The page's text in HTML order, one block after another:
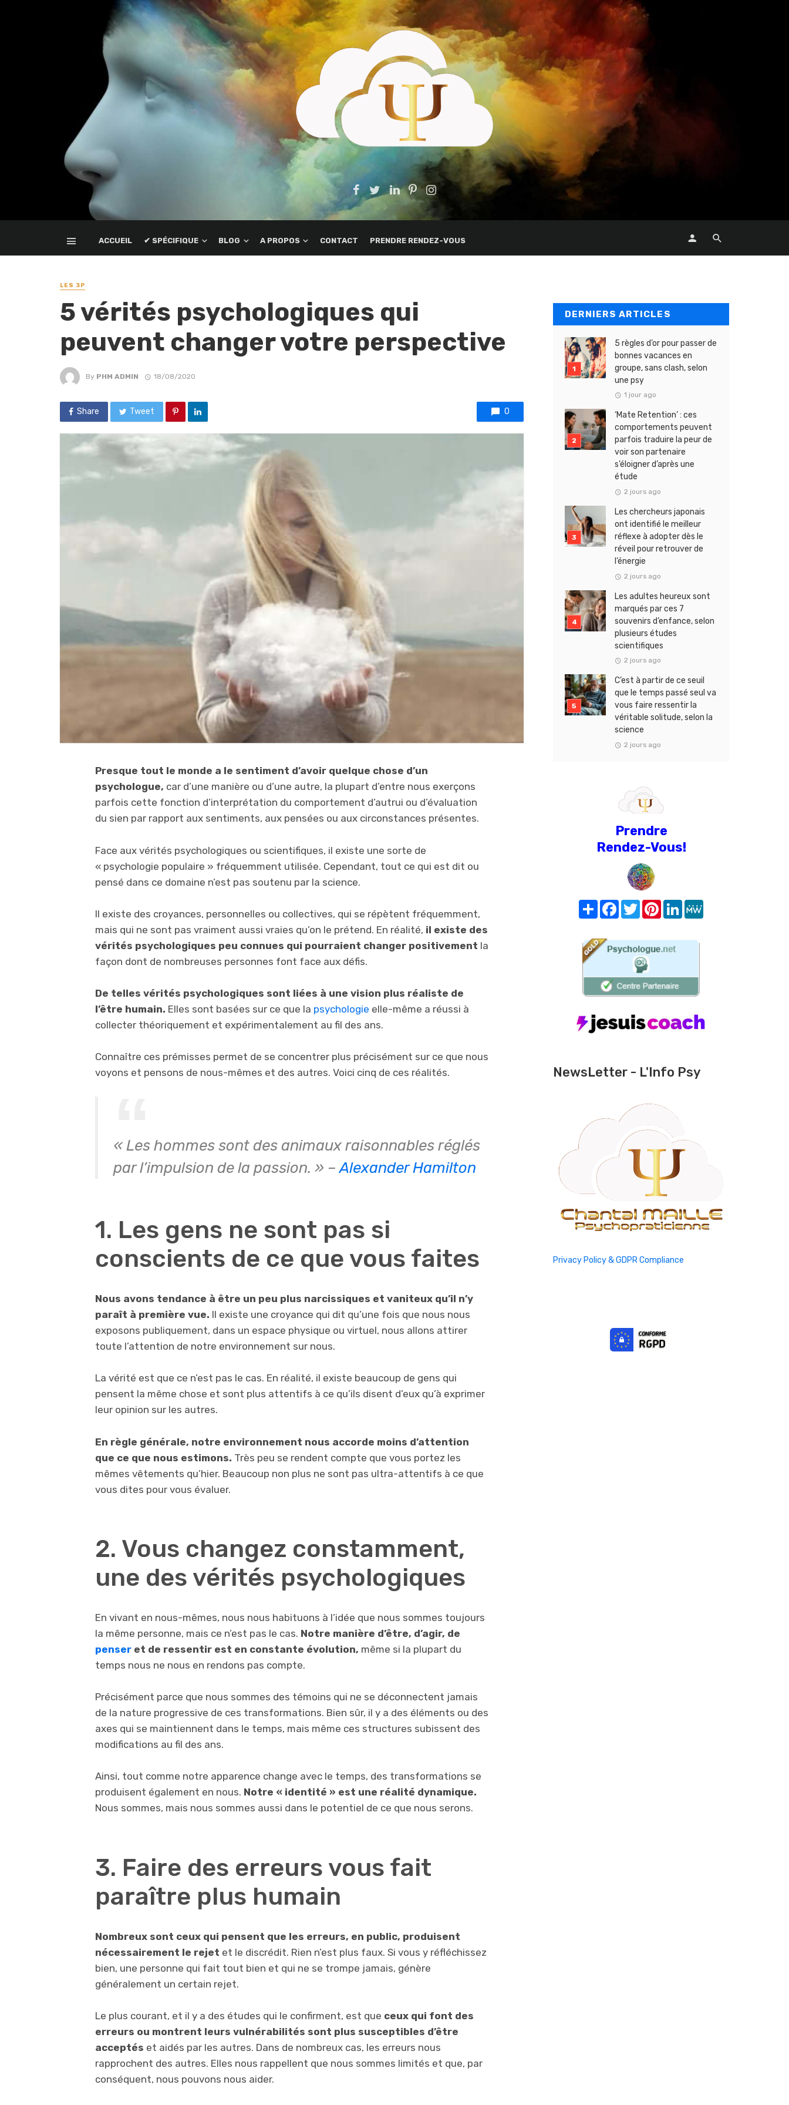
ACCUEIL ✔ SPÉCIFIQUE BLOG A PROPOS CONTACT PRENDRE RENDEZ-VOUS
LES 3P
5 vérités psychologiques qui
peuvent changer votre perspective
By PHM ADMIN 18/08/2020
Share Tweet 0
Presque tout le monde a le sentiment d’avoir quelque chose d’un
psychologue, car d’une manière ou d’une autre, la plupart d’entre nous exerçons
parfois cette fonction d’interprétation du comportement d’autrui ou d’évaluation
du sien par rapport aux sentiments, aux pensées ou aux circonstances présentes.
Face aux vérités psychologiques ou scientifiques, il existe une sorte de
« psychologie populaire » fréquemment utilisée. Cependant, tout ce qui est dit ou
pensé dans ce domaine n’est pas soutenu par la science.
Il existe des croyances, personnelles ou collectives, qui se répètent fréquemment,
mais qui ne sont pas vraiment aussi vraies qu’on le prétend. En réalité, il existe des
vérités psychologiques peu connues qui pourraient changer positivement la
façon dont de nombreuses personnes font face aux défis.
De telles vérités psychologiques sont liées à une vision plus réaliste de
l’être humain. Elles sont basées sur ce que la psychologie elle-même a réussi à
collecter théoriquement et expérimentalement au fil des ans.
Connaître ces prémisses permet de se concentrer plus précisément sur ce que nous
voyons et pensons de nous-mêmes et des autres. Voici cinq de ces réalités.
« Les hommes sont des animaux raisonnables réglés
par l’impulsion de la passion. » –Alexander Hamilton
1. Les gens ne sont pas si
conscients de ce que vous faites
Nous avons tendance à être un peu plus narcissiques et vaniteux qu’il n’y
paraît à première vue. Il existe une croyance qui dit qu’une fois que nous nous
exposons publiquement, dans un espace physique ou virtuel, nous allons attirer
toute l’attention de notre environnement sur nous.
La vérité est que ce n’est pas le cas. En réalité, il existe beaucoup de gens qui
pensent la même chose et sont plus attentifs à ce qu’ils disent d’eux qu’à exprimer
leur opinion sur les autres.
En règle générale, notre environnement nous accorde moins d’attention
que ce que nous estimons. Très peu se rendent compte que vous portez les
mêmes vêtements qu’hier. Beaucoup non plus ne sont pas ultra-attentifs à ce que
vous dites pour vous évaluer.
2. Vous changez constamment,
une des vérités psychologiques
En vivant en nous-mêmes, nous nous habituons à l’idée que nous sommes toujours
la même personne, mais ce n’est pas le cas. Notre manière d’être, d’agir, de
penser et de ressentir est en constante évolution, même si la plupart du
temps nous ne nous en rendons pas compte.
Précisément parce que nous sommes des témoins qui ne se déconnectent jamais
de la nature progressive de ces transformations. Bien sûr, il y a des éléments ou des
axes qui se maintiennent dans le temps, mais même ces structures subissent des
modifications au fil des ans.
Ainsi, tout comme notre apparence change avec le temps, des transformations se
produisent également en nous. Notre « identité » est une réalité dynamique.
Nous sommes, mais nous sommes aussi dans le potentiel de ce que nous serons.
3. Faire des erreurs vous fait
paraître plus humain
Nombreux sont ceux qui pensent que les erreurs, en public, produisent
nécessairement le rejet et le discrédit. Rien n’est plus faux. Si vous y réfléchissez
bien, une personne qui fait tout bien et qui ne se trompe jamais, génère
généralement un certain rejet.
Le plus courant, et il y a des études qui le confirment, est que ceux qui font des
erreurs ou montrent leurs vulnérabilités sont plus susceptibles d’être
acceptés et aidés par les autres. Dans de nombreux cas, les erreurs nous
rapprochent des autres. Elles nous rappellent que nous sommes limités et que, par
conséquent, nous pouvons nous aider.
DERNIERS ARTICLES
5 règles d’or pour passer de
bonnes vacances en
groupe, sans clash, selon
une psy
1 jour ago
‘Mate Retention’ : ces
comportements peuvent
parfois traduire la peur de
voir son partenaire
s’éloigner d’après une
étude
2 jours ago
Les chercheurs japonais
ont identifié le meilleur
réflexe à adopter dès le
réveil pour retrouver de
l’énergie
2 jours ago
Les adultes heureux sont
marqués par ces 7
souvenirs d’enfance, selon
plusieurs études
scientifiques
2 jours ago
C’est à partir de ce seuil
que le temps passé seul va
vous faire ressentir la
véritable solitude, selon la
science
2 jours ago
Prendre
Rendez-Vous!
Share FacebookTwitterPinterest
LinkedIn
NewsLetter - L'Info Psy
Privacy Policy & GDPR Compliance